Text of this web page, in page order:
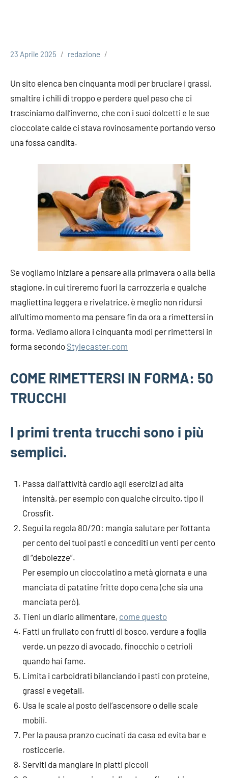
23 Aprile 2025 redazione
Un sito elenca ben cinquanta modi per bruciare i grassi,
smaltire i chili di troppo e perdere quel peso che ci
trasciniamo dall’inverno, che con i suoi dolcetti e le sue
cioccolate calde ci stava rovinosamente portando verso
una fossa candita.
Se vogliamo iniziare a pensare alla primavera o alla bella
stagione, in cui tireremo fuori la carrozzeria e qualche
magliettina leggera e rivelatrice, è meglio non ridursi
all’ultimo momento ma pensare fin da ora a rimettersi in
forma. Vediamo allora i cinquanta modi per rimettersi in
forma secondo Stylecaster.com
COME RIMETTERSI IN FORMA: 50
TRUCCHI
I primi trenta trucchi sono i più
semplici.
Passa dall’attività cardio agli esercizi ad alta
intensità, per esempio con qualche circuito, tipo il
Crossfit.
Segui la regola 80/20: mangia salutare per l’ottanta
per cento dei tuoi pasti e concediti un venti per cento
di “debolezze”.
Per esempio un cioccolatino a metà giornata e una
manciata di patatine fritte dopo cena (che sia una
manciata però).
Tieni un diario alimentare, come questo
Fatti un frullato con frutti di bosco, verdure a foglia
verde, un pezzo di avocado, finocchio o cetrioli
quando hai fame.
Limita i carboidrati bilanciando i pasti con proteine,
grassi e vegetali.
Usa le scale al posto dell’ascensore o delle scale
mobili.
Per la pausa pranzo cucinati da casa ed evita bar e
rosticcerie.
Serviti da mangiare in piatti piccoli